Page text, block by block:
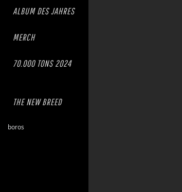
ALBUM DES JAHRES
MERCH
70.000 TONS 2024
THE NEW BREED